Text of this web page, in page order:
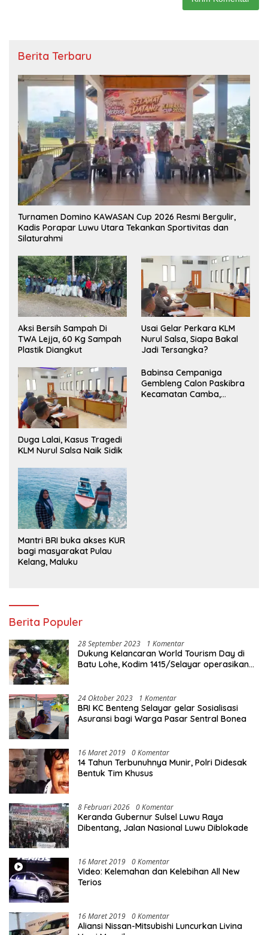
Berita Terbaru
Turnamen Domino KAWASAN Cup 2026 Resmi Bergulir,
Kadis Porapar Luwu Utara Tekankan Sportivitas dan
Silaturahmi
Aksi Bersih Sampah Di
TWA Lejja, 60 Kg Sampah
Plastik Diangkut
‎Usai Gelar Perkara KLM
Nurul Salsa, Siapa Bakal
Jadi Tersangka?
Duga Lalai, Kasus Tragedi
KLM Nurul Salsa Naik Sidik
Babinsa Cempaniga
Gembleng Calon Paskibra
Kecamatan Camba,
Mantri BRI buka akses KUR
bagi masyarakat Pulau
Kelang, Maluku
Berita Populer
28 September 2023 1 Komentar
Dukung Kelancaran World Tourism Day di
Batu Lohe, Kodim 1415/Selayar operasikan
24 Oktober 2023 1 Komentar
BRI KC Benteng Selayar gelar Sosialisasi
Asuransi bagi Warga Pasar Sentral Bonea
16 Maret 2019 0 Komentar
14 Tahun Terbunuhnya Munir, Polri Didesak
Bentuk Tim Khusus
8 Februari 2026 0 Komentar
Keranda Gubernur Sulsel Luwu Raya
Dibentang, Jalan Nasional Luwu Diblokade
16 Maret 2019 0 Komentar
Video: Kelemahan dan Kelebihan All New
Terios
16 Maret 2019 0 Komentar
Aliansi Nissan-Mitsubishi Luncurkan Livina